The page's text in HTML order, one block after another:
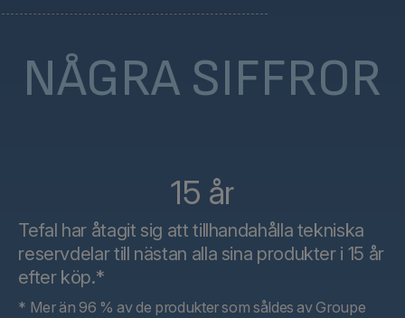
NÅGRA SIFFROR
15 år
Tefal har åtagit sig att tillhandahålla tekniska
reservdelar till nästan alla sina produkter i 15 år
efter köp.*
* Mer än 96 % av de produkter som såldes av Groupe